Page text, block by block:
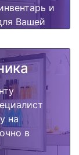
и
Вашей
на
в